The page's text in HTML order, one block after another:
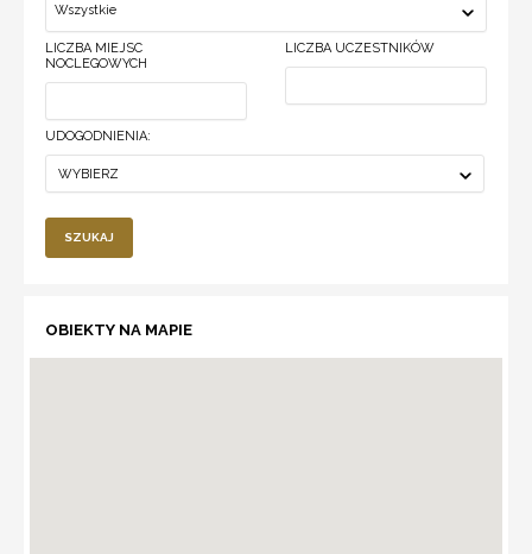
Wszystkie
LICZBA MIEJSC
NOCLEGOWYCH
LICZBA UCZESTNIKÓW
UDOGODNIENIA:
WYBIERZ
SZUKAJ
OBIEKTY NA MAPIE